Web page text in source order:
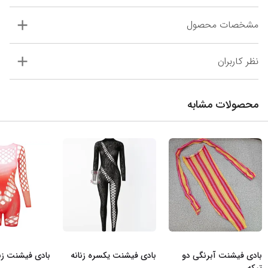
مشخصات محصول
نظر کاربران
محصولات مشابه
بادی فیشنت آبرنگی دو
بادی فیشنت یکسره زنانه بادی فیشنت